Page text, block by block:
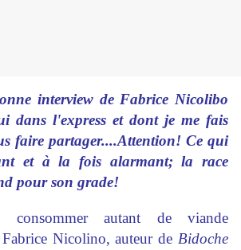
interview de Fabrice Nicolibo
dans l'express et dont je me fais
faire partager....Attention! Ce qui
et à la fois alarmant; la race
pour son grade!
consommer autant de viande
Fabrice Nicolino, auteur de Bidoche